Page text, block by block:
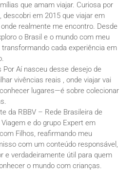
que amam viajar. Curiosa por
descobri em 2015 que viajar em
realmente me encontro. Desde
o Brasil e o mundo com meu
transformando cada experiência em
Por Aí nasceu desse desejo de
vivências reais , onde viajar vai
lugares—é sobre colecionar
da RBBV – Rede Brasileira de
Viagem e do grupo Expert em
Filhos, reafirmando meu
com um conteúdo responsável,
e verdadeiramente útil para quem
o mundo com crianças.